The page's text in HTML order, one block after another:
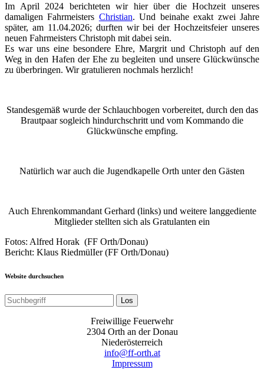
Im April 2024 berichteten wir hier über die Hochzeit unseres
damaligen Fahrmeisters Christian. Und beinahe exakt zwei Jahre
später, am 11.04.2026; durften wir bei der Hochzeitsfeier unseres
neuen Fahrmeisters Christoph mit dabei sein.
Es war uns eine besondere Ehre, Margrit und Christoph auf den
Weg in den Hafen der Ehe zu begleiten und unsere Glückwünsche
zu überbringen. Wir gratulieren nochmals herzlich!
Standesgemäß wurde der Schlauchbogen vorbereitet, durch den das
Brautpaar sogleich hindurchschritt und vom Kommando die
Glückwünsche empfing.
Natürlich war auch die Jugendkapelle Orth unter den Gästen
Auch Ehrenkommandant Gerhard (links) und weitere langgediente
Mitglieder stellten sich als Gratulanten ein
Fotos: Alfred Horak (FF Orth/Donau)
Bericht: Klaus RiedmülIer (FF Orth/Donau)
Website durchsuchen
Los
Freiwillige Feuerwehr
2304 Orth an der Donau
Niederösterreich
info@ff-orth.at
Impressum